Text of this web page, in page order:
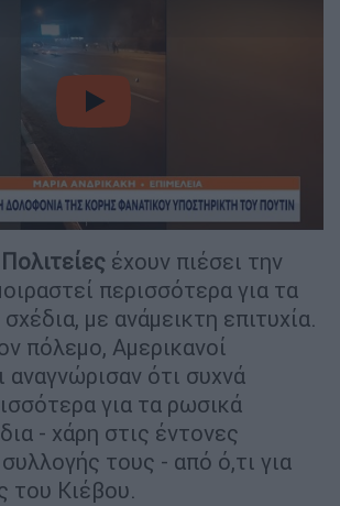
video
έχουν πιέσει την
περισσότερα για τα
με ανάμεικτη επιτυχία.
πόλεμο, Αμερικανοί
αναγνώρισαν ότι συχνά
για τα ρωσικά
- χάρη στις έντονες
τους - από ό,τι για
του Κιέβου.